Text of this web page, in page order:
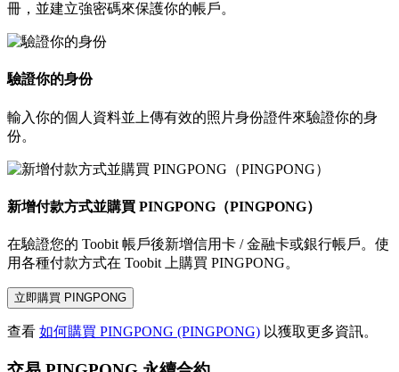
冊，並建立強密碼來保護你的帳戶。
驗證你的身份
輸入你的個人資料並上傳有效的照片身份證件來驗證你的身
份。
新增付款方式並購買 PINGPONG（PINGPONG）
在驗證您的 Toobit 帳戶後新增信用卡 / 金融卡或銀行帳戶。使
用各種付款方式在 Toobit 上購買 PINGPONG。
立即購買 PINGPONG
查看 如何購買 PINGPONG (PINGPONG) 以獲取更多資訊。